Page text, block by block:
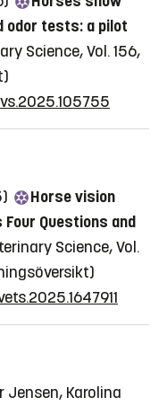
odor tests: a pilot
Science, Vol. 156,
Horse vision
Questions and
Science, Vol.
Jensen, Karolina